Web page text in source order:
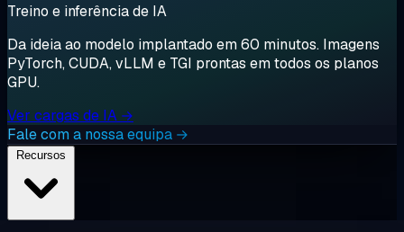
Treino e inferência de IA
Da ideia ao modelo implantado em 60 minutos. Imagens
PyTorch, CUDA, vLLM e TGI prontas em todos os planos
GPU.
Ver cargas de IA →
Fale com a nossa equipa →